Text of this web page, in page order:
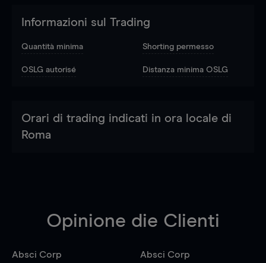
Informazioni sul Trading
Quantità minima Shorting permesso
OSLG autorisé Distanza minima OSLG
Orari di trading indicati in ora locale di
Roma
Opinione die Clienti
Absci Corp
Absci Corp